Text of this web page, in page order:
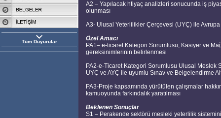
Tüm Duyurular
A2 – Yapılacak htiyaç analizleri sonucunda iş
olunması
A3- Ulusal Yeterlilikler Çerçevesi (UYÇ) ile
Özel Amacı
PA1– e-ticaret Kategori Sorumlusu, Kasiyer ve
gereksinimlerinin belirlenmesi
PA2-e-Ticaret Kategori Sorumlusu Ulusal Meslek
UYÇ ve AYÇ ile uyumlu Sınav ve Belgelendirme
PA3-Proje kapsamında yürütülen çalışmalar
kamuoyunda farkındalık yaratılması
Beklenen Sonuçlar
S1 – Perakende sektörü mesleki yeterlilik